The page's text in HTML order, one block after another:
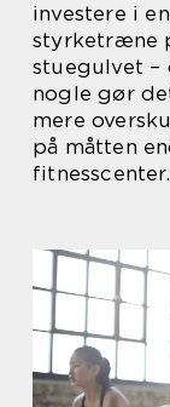
investere i
styrketræne
stuegulvet –
nogle gør
mere
på måtten
fitnesscenter.